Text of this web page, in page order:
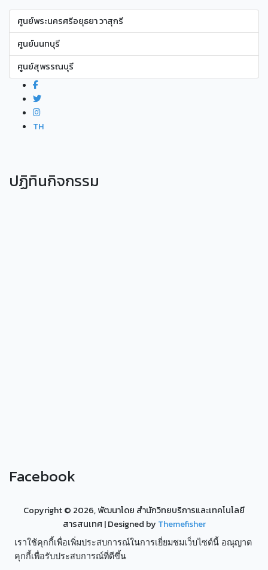
ศูนย์พระนครศรีอยุธยา วาสุกรี
ศูนย์นนทบุรี
ศูนย์สุพรรณบุรี
TH
ปฏิทินกิจกรรม
Facebook
Copyright © 2026, พัฒนาโดย สำนักวิทยบริการและเทคโนโลยี
สารสนเทศ| Designed by Themefisher
เราใช้คุกกี้เพื่อเพิ่มประสบการณ์ในการเยี่ยมชมเว็บไซต์นี้ อณุญาต
คุกกี้เพื่อรับประสบการณ์ที่ดีขึ้น